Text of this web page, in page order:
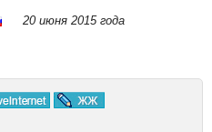
20 июня 2015 года